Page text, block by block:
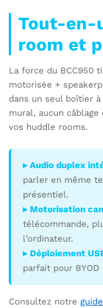
Tout-en-
room et
La force du BCC950
motorisée +
dans un seul boîtier
mural, aucun
vos huddle rooms.
▸ Audio duplex
parler en même
présentiel.
▸ Motorisation
télécommande,
l’ordinateur.
▸ Déploiement
parfait pour
Consultez notre